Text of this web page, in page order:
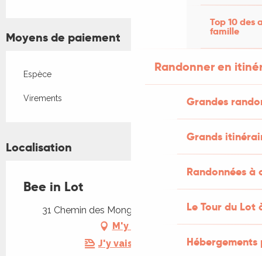
Top 10 des
famille
Randonner en
Grandes
Grands
Randonnées
Le Tour du Lot
Moyens de paiement
Espèce
Virements
Localisation
Bee in Lot
31 Chemin des Monges, 46300 Payrignac
M'y rendre
J'y vais en train !